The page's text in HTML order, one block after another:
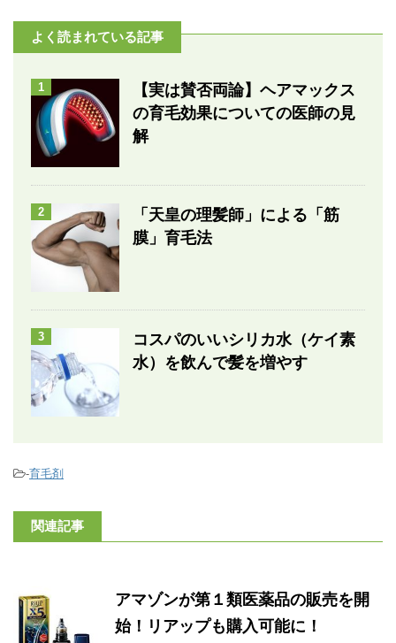
よく読まれている記事
1
【実は賛否両論】ヘアマックス
の育毛効果についての医師の見
解
2
「天皇の理髪師」による「筋
膜」育毛法
3
コスパのいいシリカ水（ケイ素
水）を飲んで髪を増やす
-育毛剤
関連記事
アマゾンが第１類医薬品の販売を開
始！リアップも購入可能に！